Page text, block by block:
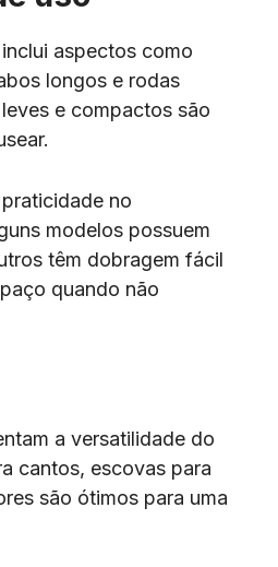
aspectos como
longos e rodas
e compactos são
no
modelos possuem
têm dobragem fácil
quando não
a versatilidade do
cantos, escovas para
são ótimos para uma